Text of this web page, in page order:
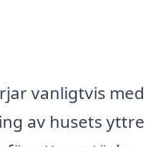
vanligtvis med
av husets yttre